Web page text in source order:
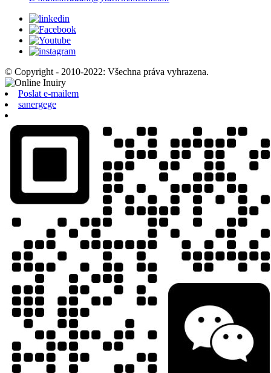
© Copyright - 2010-2022: Všechna práva vyhrazena.
Poslat e-mailem
sanergege